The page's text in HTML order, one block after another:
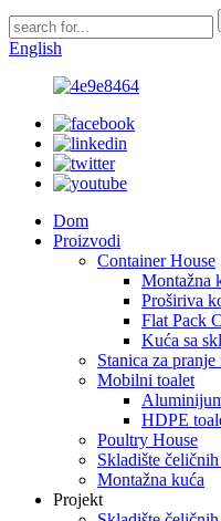
English
Dom
Proizvodi
Container House
Montažna
Proširiva
Flat Pack
Kuća sa
Stanica za pranje
Mobilni toalet
HDPE
Poultry House
Skladište
Montažna kuća
Projekt